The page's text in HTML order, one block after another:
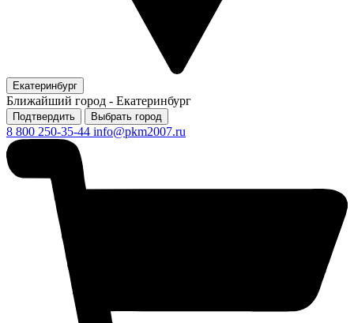
Екатеринбург
Ближайший город - Екатеринбург
Подтвердить Выбрать город
8 800 250-35-44 info@pkm2007.ru